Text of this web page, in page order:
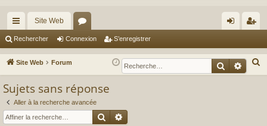
cc
ès
ra
pi
de
Site Web
or
u
m
s
ne
xi
nr
eg
Rechercher Connexion S’enregistrer
Site Web Forum
e
Sujets sans réponse
Aller à la recherche avancée
Rechercher